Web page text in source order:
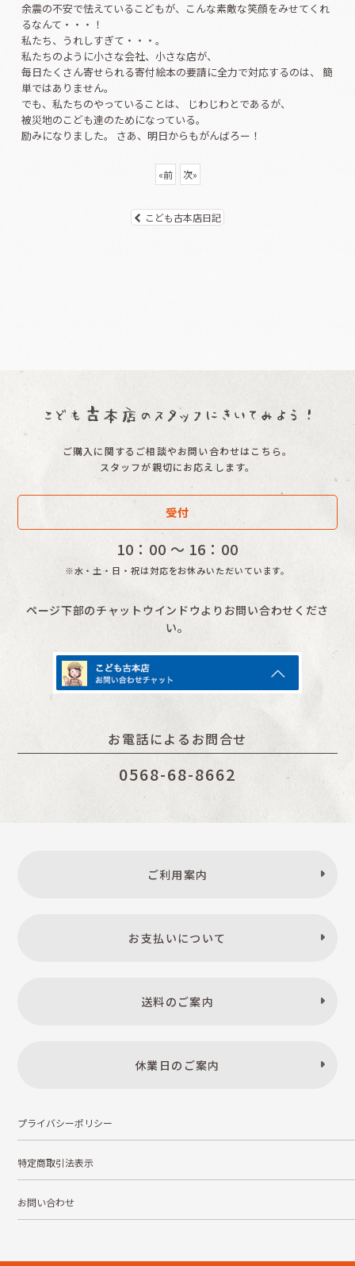
余震の不安で怯えているこどもが、こんな素敵な笑顔をみせてくれ
るなんて・・・！
私たち、うれしすぎて・・・。
私たちのように小さな会社、小さな店が、
毎日たくさん寄せられる寄付絵本の要請に全力で対応するのは、 簡
単ではありません。
でも、私たちのやっていることは、 じわじわとであるが、
被災地のこども達のためになっている。
励みになりました。 さあ、明日からもがんばろー！
«前 次»
こども古本店日記
ご購入に関するご相談やお問い合わせはこちら。
スタッフが親切にお応えします。
受付
10：00 〜 16：00
※水・土・日・祝は対応をお休みいただいています。
ページ下部のチャットウインドウよりお問い合わせくださ
い。
お電話によるお問合せ
0568-68-8662
ご利用案内
お支払いについて
送料のご案内
休業日のご案内
プライバシーポリシー
特定商取引法表示
お問い合わせ